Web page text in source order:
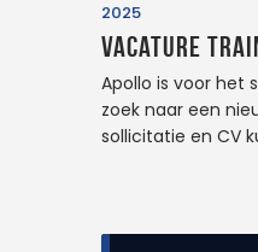
2025
Vacature
Apollo is voor het
zoek naar een
sollicitatie en CV